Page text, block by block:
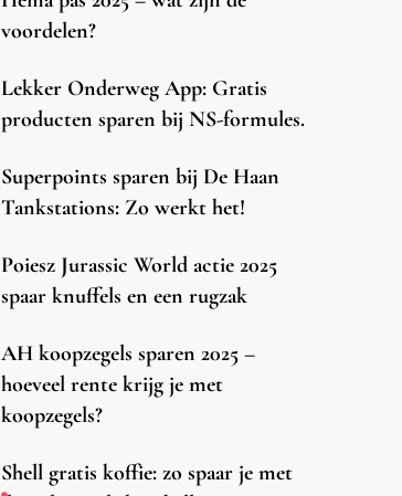
voordelen?
Lekker Onderweg App: Gratis
producten sparen bij NS-formules.
Superpoints sparen bij De Haan
Tankstations: Zo werkt het!
Poiesz Jurassic World actie 2025
spaar knuffels en een rugzak
AH koopzegels sparen 2025 –
hoeveel rente krijg je met
koopzegels?
Shell gratis koffie: zo spaar je met